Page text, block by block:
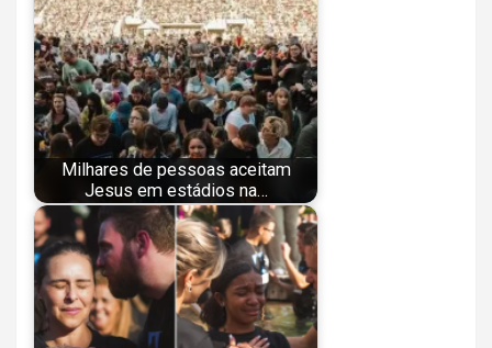
Milhares de pessoas aceitam
Jesus em estádios na…